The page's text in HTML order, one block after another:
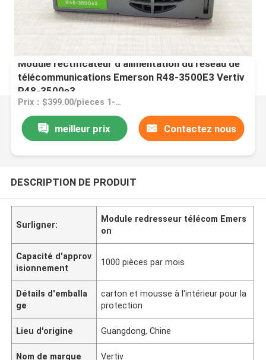
Module rectificateur d'alimentation du réseau de
télécommunications Emerson R48-3500E3 Vertiv
R48-3500e3
Prix：$399.00/pieces 1-9 pieces
meilleur prix Contactez nous
DESCRIPTION DE PRODUIT
Surligner:
Module redresseur télécom Emers
on
Capacité d'approv
isionnement
1000 pièces par mois
Détails d'emballa
ge
carton et mousse à l'intérieur pour la
protection
Lieu d'origine Guangdong, Chine
Nom de marque Vertiv